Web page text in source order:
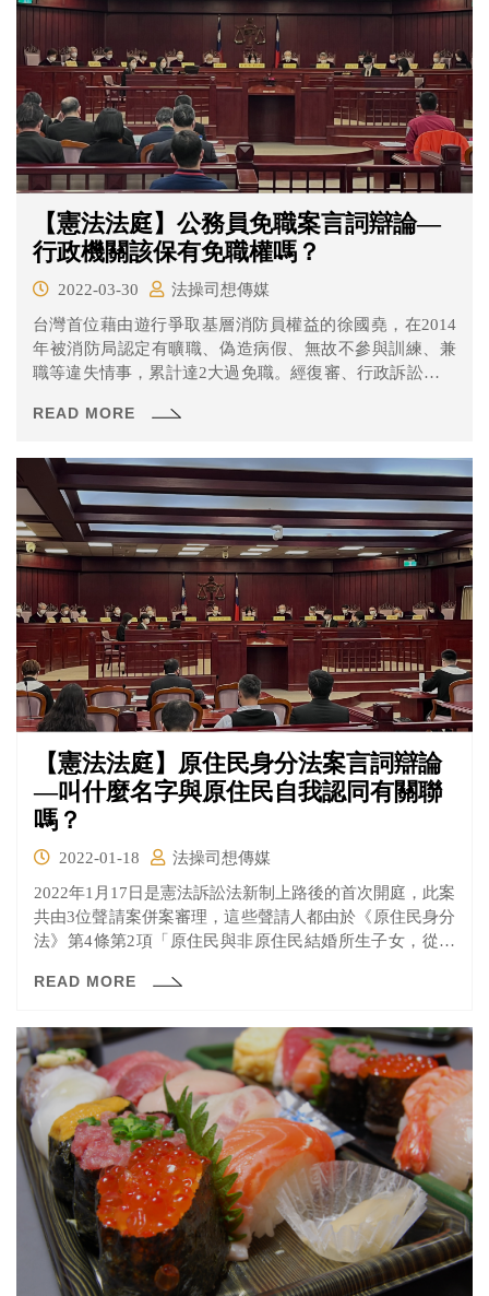
【憲法法庭】公務員免職案言詞辯論—
行政機關該保有免職權嗎？
2022-03-30
法操司想傳媒
台灣首位藉由遊行爭取基層消防員權益的徐國堯，在2014
年被消防局認定有曠職、偽造病假、無故不參與訓練、兼
職等違失情事，累計達2大過免職。經復審、行政訴訟等程
READ MORE
【憲法法庭】原住民身分法案言詞辯論
—叫什麼名字與原住民自我認同有關聯
嗎？
2022-01-18
法操司想傳媒
2022年1月17日是憲法訴訟法新制上路後的首次開庭，此案
共由3位聲請案併案審理，這些聲請人都由於《原住民身分
法》第4條第2項「原住民與非原住民結婚所生子女，從具
民身分。」之規定，導致他們因為受限於不合理之法律規
READ MORE